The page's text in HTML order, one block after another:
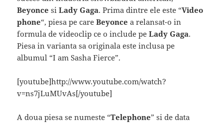
Beyonce siLady Gaga. Prima dintre ele este “Video
phone“, piesa pe careBeyoncea relansat-o in
formula de videoclip ce o include peLady Gaga.
Piesa in varianta sa originala este inclusa pe
albumul “I am Sasha Fierce”.
[youtube]http://www.youtube.com/watch?
v=ns7jLuMUvAs[/youtube]
A doua piesa se numeste “Telephone” si de data